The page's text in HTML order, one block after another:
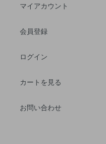
マイアカウント
会員登録
ログイン
カートを見る
お問い合わせ